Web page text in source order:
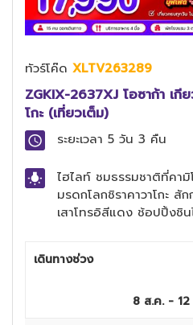
ทัวร์โค๊ด XLTV263289
ZGKIX-2637XJ โอซาก้า เกี
โกะ (เที่ยวเต็ม)
ระยะเวลา 5 วัน 3 คืน
ไฮไลท์ ชมธรรมชาติที่คา
มรดกโลกชิราคาวาโกะ สั
เสาโทรอิสีแดง ช้อปปิ้งชิน
เดินทางช่วง
8 ส.ค. -